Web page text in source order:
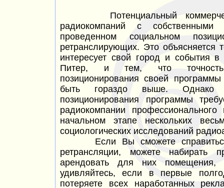
Потенциальный
радиокомпаний с
проведенном социальном
ретранслирующих. Это
интересует свой город и события
Питер, и тем, что точность
позиционирования своей
быть гораздо выше. Однако
позиционирования программы
радиокомпании
начальном этапе нескольких
социологических исследований
Если Вы сможете справиться
ретрансляции, можете набирать
арендовать для них помещения,
удивляйтесь, если в первые
потеряете всех наработанных